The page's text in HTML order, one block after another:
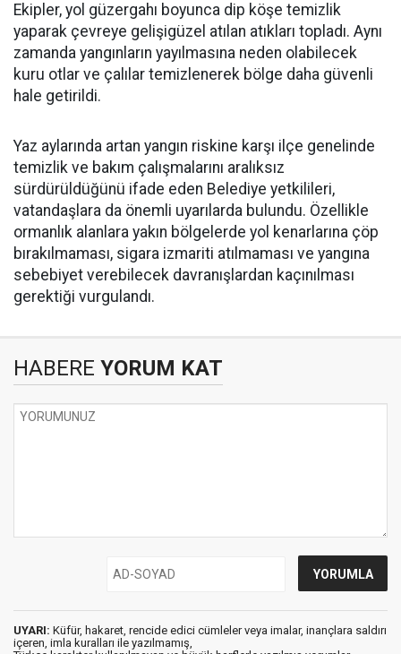
Ekipler, yol güzergahı boyunca dip köşe temizlik
yaparak çevreye gelişigüzel atılan atıkları topladı. Aynı
zamanda yangınların yayılmasına neden olabilecek
kuru otlar ve çalılar temizlenerek bölge daha güvenli
hale getirildi.
Yaz aylarında artan yangın riskine karşı ilçe genelinde
temizlik ve bakım çalışmalarını aralıksız
sürdürüldüğünü ifade eden Belediye yetkilileri,
vatandaşlara da önemli uyarılarda bulundu. Özellikle
ormanlık alanlara yakın bölgelerde yol kenarlarına çöp
bırakılmaması, sigara izmariti atılmaması ve yangına
sebebiyet verebilecek davranışlardan kaçınılması
gerektiği vurgulandı.
HABERE YORUM KAT
UYARI: Küfür, hakaret, rencide edici cümleler veya imalar, inançlara saldırı
içeren, imla kuralları ile yazılmamış,